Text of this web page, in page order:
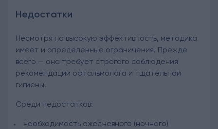
Недостатки
Несмотря на высокую эффективность, методика
имеет и определенные ограничения. Прежде
всего — она требует строгого соблюдения
рекомендаций офтальмолога и тщательной
гигиены.
Среди недостатков:
необходимость ежедневного (ночного)